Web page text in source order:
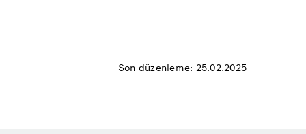
Son düzenleme: 25.02.2025